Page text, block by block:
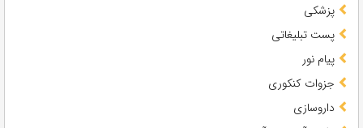
پزشکی
پست تبلیغاتی
پیام نور
جزوات کنکوری
داروسازی